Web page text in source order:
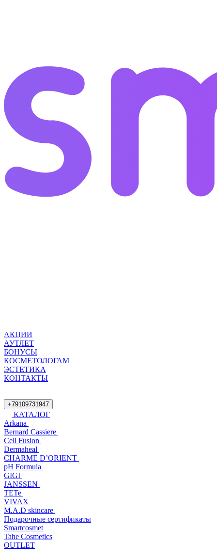
АКЦИИ
АУТЛЕТ
БОНУСЫ
КОСМЕТОЛОГАМ
ЭСТЕТИКА
КОНТАКТЫ
+79109731947
КАТАЛОГ
Arkana
Bernard Cassiere
Cell Fusion
Dermaheal
CHARME D’ORIENT
pH Formula
GIGI
JANSSEN
TETe
VIVAX
M.A.D skincare
Подарочные сертификаты
Smartcosmet
Tahe Cosmetics
OUTLET